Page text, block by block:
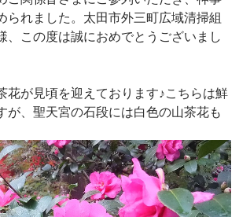
られました。太田市外三町広域清掃組
、この度は誠におめでとうございまし
花が見頃を迎えております♪こちらは鮮
が、聖天宮の石段には白色の山茶花も